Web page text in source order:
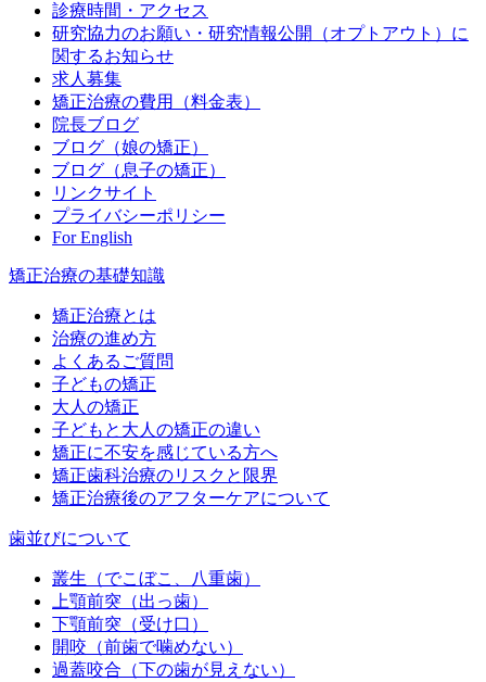
診療時間・アクセス
研究協力のお願い・研究情報公開（オプトアウト）に
関するお知らせ
求人募集
矯正治療の費用（料金表）
院長ブログ
ブログ（娘の矯正）
ブログ（息子の矯正）
リンクサイト
プライバシーポリシー
For English
矯正治療の基礎知識
矯正治療とは
治療の進め方
よくあるご質問
子どもの矯正
大人の矯正
子どもと大人の矯正の違い
矯正に不安を感じている方へ
矯正歯科治療のリスクと限界
矯正治療後のアフターケアについて
歯並びについて
叢生（でこぼこ、八重歯）
上顎前突（出っ歯）
下顎前突（受け口）
開咬（前歯で噛めない）
過蓋咬合（下の歯が見えない）